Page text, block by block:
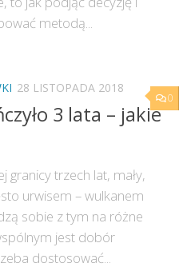
metodą...
0
28 LISTOPADA 2018
3 lata – jakie
granicy trzech lat, mały,
urwisem – wulkanem
sobie z tym na różne
jest dobór
dostosować...